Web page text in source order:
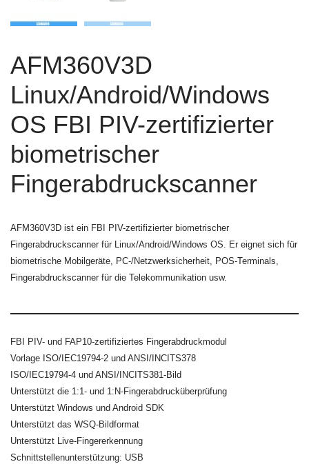
AFM360V3D
Linux/Android/Windows
OS FBI PIV-zertifizierter
biometrischer
Fingerabdruckscanner
AFM360V3D ist ein FBI PIV-zertifizierter biometrischer
Fingerabdruckscanner für Linux/Android/Windows OS. Er eignet sich für
biometrische Mobilgeräte, PC-/Netzwerksicherheit, POS-Terminals,
Fingerabdruckscanner für die Telekommunikation usw.
FBI PIV- und FAP10-zertifiziertes Fingerabdruckmodul
Vorlage ISO/IEC19794-2 und ANSI/INCITS378
ISO/IEC19794-4 und ANSI/INCITS381-Bild
Unterstützt die 1:1- und 1:N-Fingerabdrucküberprüfung
Unterstützt Windows und Android SDK
Unterstützt das WSQ-Bildformat
Unterstützt Live-Fingererkennung
Schnittstellenunterstützung: USB